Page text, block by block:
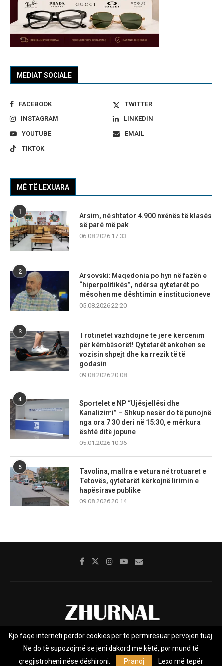
MEDIAT SOCIALE
FACEBOOK
TWITTER
INSTAGRAM
LINKEDIN
YOUTUBE
EMAIL
TIKTOK
MË TË LEXUARA
1
Arsim, në shtator 4.900 nxënës të klasës
së parë më pak
06.08.2026 17:33
2
Arsovski: Maqedonia po hyn në fazën e
“hiperpolitikës”, ndërsa qytetarët po
mësohen me dështimin e institucioneve
05.08.2026 22:20
3
Trotinetet vazhdojnë të jenë kërcënim
për këmbësorët! Qytetarët ankohen se
vozisin shpejt dhe ka rrezik të të
godasin
09.08.2026 20:08
4
Sportelet e NP “Ujësjellësi dhe
Kanalizimi” – Shkup nesër do të punojnë
nga ora 7:30 deri në 15:30, e mërkura
është ditë jopune
05.01.2026 10:36
5
Tavolina, mallra e vetura në trotuaret e
Tetovës, qytetarët kërkojnë lirimin e
hapësirave publike
09.08.2026 20:14
Rreth nesh Impresumi Marketing
Privacy Policy
Kjo faqe interneti përdor cookies për të përmirësuar përvojën tuaj.
Ne do të supozojmë se jeni dakord me këtë, por mund të
çregjistroheni nëse dëshironi.
Pranoj Lexo më tepër